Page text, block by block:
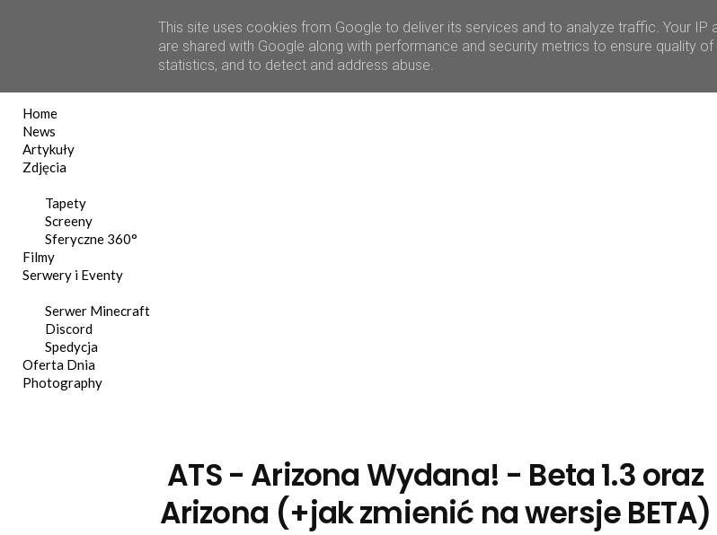
Home
News
Artykuły
Zdjęcia
Tapety
Screeny
Sferyczne 360°
Filmy
Serwery i Eventy
Serwer Minecraft
Discord
Spedycja
Oferta Dnia
Photography
ATS - Arizona Wydana! - Beta 1.3 oraz
Arizona (+jak zmienić na wersje BETA)
This site uses cookies from Google to deliver its services and to analyze traffic. Your IP
are shared with Google along with performance and security metrics to ensure quality
statistics, and to detect and address abuse.